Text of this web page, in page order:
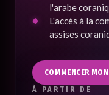
l'arabe
L'accès à la
assises
COMMENCER
À PARTIR DE